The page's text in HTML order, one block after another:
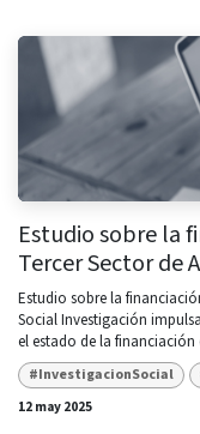
Estudio sobre la
Tercer Sector de
Estudio sobre la
Social Investigación
el estado de la financiación
#InvestigacionSocial
12 may 2025